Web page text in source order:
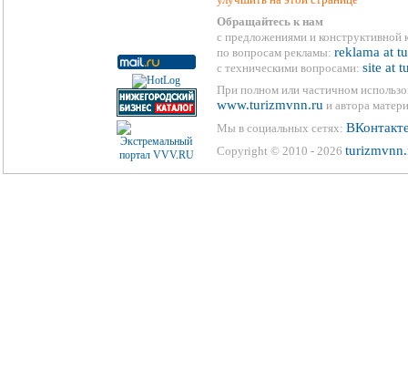
Обращайтесь к нам
с предложениями и конструктивной
по вопросам рекламы: reklama at
с техническими вопросами: site at
При полном или частичном
www.turizmvnn.ru и автора
Мы в социальных сетях:
Copyright © 2010 - 2026